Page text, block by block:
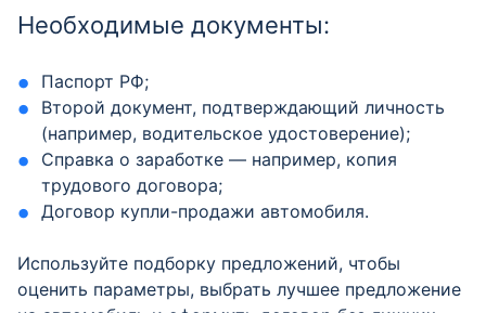
Необходимые документы:
Паспорт РФ;
Второй документ, подтверждающий личность
(например, водительское удостоверение);
Справка о заработке — например, копия
трудового договора;
Договор купли-продажи автомобиля.
Используйте подборку предложений, чтобы
оценить параметры, выбрать лучшее предложение